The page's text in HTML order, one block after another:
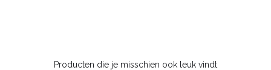
Producten die je misschien ook leuk vindt